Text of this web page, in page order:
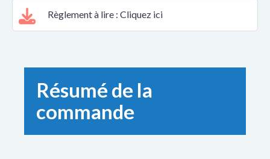
Règlement à lire : Cliquez ici
Résumé de la
commande